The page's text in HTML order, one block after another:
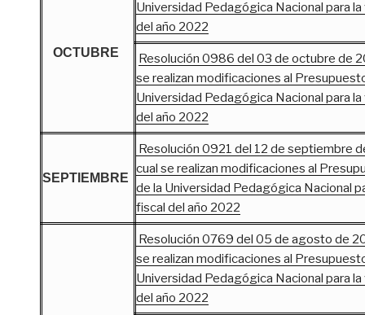
OCTUBRE
Universidad Pedagógica Nacional para
del año 2022
Resolución 0986 del 03 de octubre de
se realizan modificaciones al
Universidad Pedagógica Nacional para
del año 2022
SEPTIEMBRE
Resolución 0921 del 12 de septiembre
cual se realizan modificaciones al
de la Universidad Pedagógica Nacional
fiscal del año 2022
Resolución 0769 del 05 de agosto de
se realizan modificaciones al
Universidad Pedagógica Nacional para
del año 2022